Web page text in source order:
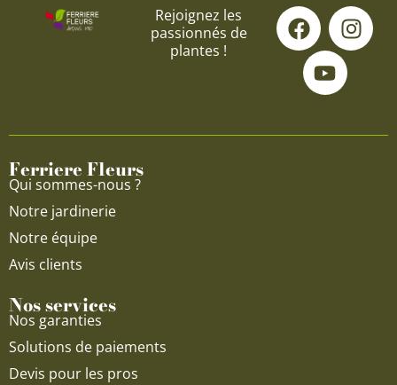
Rejoignez les
passionnés de
plantes !
F
a
c
e
o
I
n
s
g
Y
o
u
t
u
b
Ferriere Fleurs
Qui sommes-nous ?
Notre jardinerie
Notre équipe
Avis clients
Nos services
Nos garanties
Solutions de paiements
Devis pour les pros